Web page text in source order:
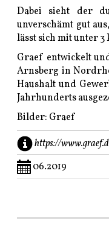
Dabei sieht der
unverschämt gut
lässt sich mit unter 3
Graef entwickelt
Arnsberg in
Haushalt und
Jahrhunderts
Bilder: Graef
https://
06.2019